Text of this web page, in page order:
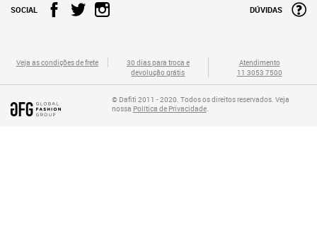
SOCIAL DÚVIDAS
Veja as condições de frete
30 dias para troca e
devolução grátis
Atendimento
11 3053 7500
© Dafiti 2011 - 2020. Todos os direitos reservados. Veja
nossa Política de Privacidade.